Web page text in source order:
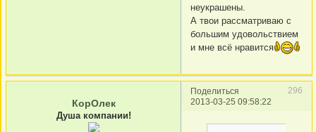
неукрашены.
А твои рассматриваю с
большим удовольствием
и мне всё нравится
Поделиться
296
2013-03-25 09:58:22
КорОлек
Душа компании!